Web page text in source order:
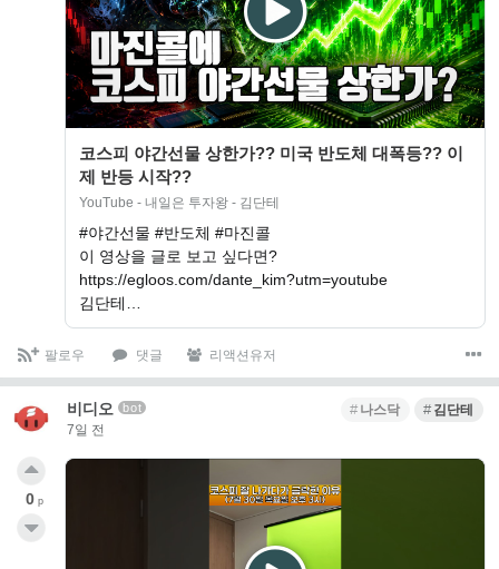
코스피 야간선물 상한가?? 미국 반도체 대폭등?? 이
제 반등 시작??
YouTube - 내일은 투자왕 - 김단테
#야간선물 #반도체 #마진콜
이 영상을 글로 보고 싶다면?
https://egloos.com/dante_kim?utm=youtube
김단테…
팔로우 댓글 리액션유저
비디오 bot
7일 전
나스닥 김단테
0 p